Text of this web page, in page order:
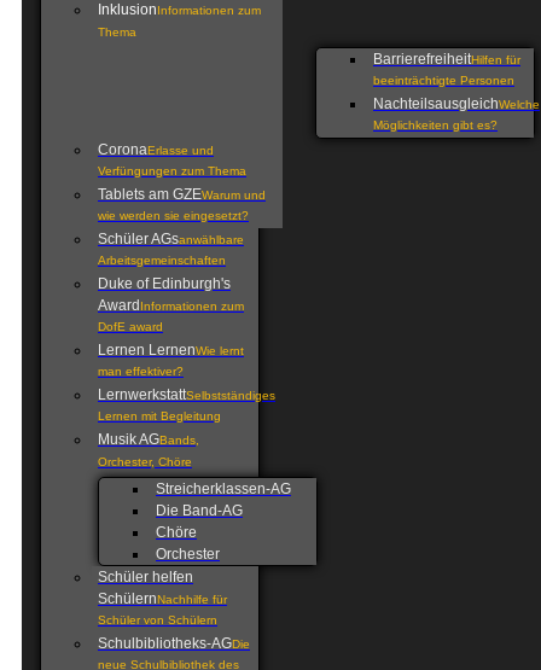
InklusionInformationen zum
Thema
BarrierefreiheitHilfen für
beeinträchtigte Personen
NachteilsausgleichWelche
Möglichkeiten gibt es?
CoronaErlasse und
Verfüngungen zum Thema
Tablets am GZEWarum und
wie werden sie eingesetzt?
Schüler AGsanwählbare
Arbeitsgemeinschaften
Duke of Edinburgh's
Award Informationen zum
DofE award
Lernen LernenWie lernt
man effektiver?
LernwerkstattSelbstständiges
Lernen mit Begleitung
Musik AGBands,
Orchester, Chöre
Streicherklassen-AG
Die Band-AG
Chöre
Orchester
Schüler helfen
SchülernNachhilfe für
Schüler von Schülern
Schulbibliotheks-AGDie
neue Schulbibliothek des